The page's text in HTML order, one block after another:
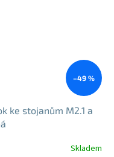
–49 %
ke stojanům M2.1 a
Skladem